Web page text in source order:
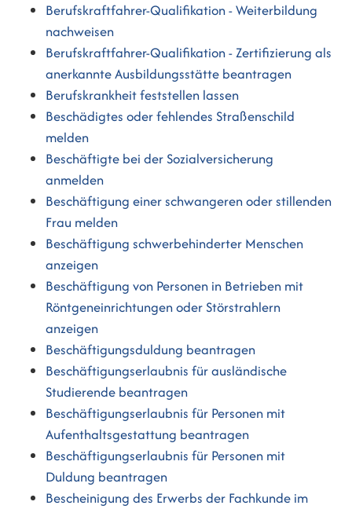
Berufskraftfahrer-Qualifikation - Weiterbildung
nachweisen
Berufskraftfahrer-Qualifikation - Zertifizierung als
anerkannte Ausbildungsstätte beantragen
Berufskrankheit feststellen lassen
Beschädigtes oder fehlendes Straßenschild
melden
Beschäftigte bei der Sozialversicherung
anmelden
Beschäftigung einer schwangeren oder stillenden
Frau melden
Beschäftigung schwerbehinderter Menschen
anzeigen
Beschäftigung von Personen in Betrieben mit
Röntgeneinrichtungen oder Störstrahlern
anzeigen
Beschäftigungsduldung beantragen
Beschäftigungserlaubnis für ausländische
Studierende beantragen
Beschäftigungserlaubnis für Personen mit
Aufenthaltsgestattung beantragen
Beschäftigungserlaubnis für Personen mit
Duldung beantragen
Bescheinigung des Erwerbs der Fachkunde im